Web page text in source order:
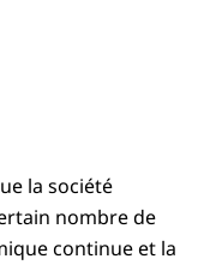
la société
nombre de
continue et la